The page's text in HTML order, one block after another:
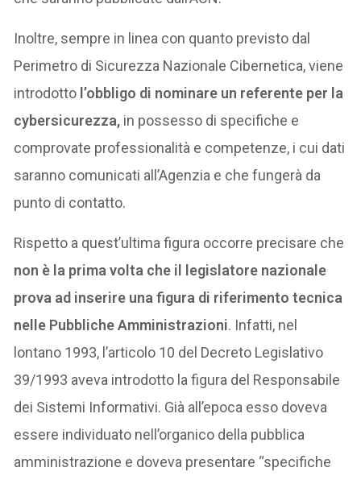
Inoltre, sempre in linea con quanto previsto dal
Perimetro di Sicurezza Nazionale Cibernetica, viene
introdotto l’obbligo di nominare un referente per la
cybersicurezza, in possesso di specifiche e
comprovate professionalità e competenze, i cui dati
saranno comunicati all’Agenzia e che fungerà da
punto di contatto.
Rispetto a quest’ultima figura occorre precisare che
non è la prima volta che il legislatore nazionale
prova ad inserire una figura di riferimento tecnica
nelle Pubbliche Amministrazioni. Infatti, nel
lontano 1993, l’articolo 10 del Decreto Legislativo
39/1993 aveva introdotto la figura del Responsabile
dei Sistemi Informativi. Già all’epoca esso doveva
essere individuato nell’organico della pubblica
amministrazione e doveva presentare “specifiche